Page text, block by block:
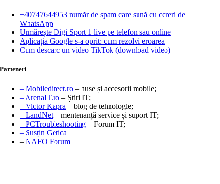
+40747644953 număr de spam care sună cu cereri de
WhatsApp
Urmărește Digi Sport 1 live pe telefon sau online
Aplicația Google s-a oprit: cum rezolvi eroarea
Cum descarc un video TikTok (download video)
Parteneri
– Mobiledirect.ro – huse și accesorii mobile;
– ArenaIT.ro – Știri IT;
– Victor Kapra – blog de tehnologie;
– LandNet – mentenanță service și suport IT;
– PCTroubleshooting – Forum IT;
– Susțin Getica
– NAFO Forum